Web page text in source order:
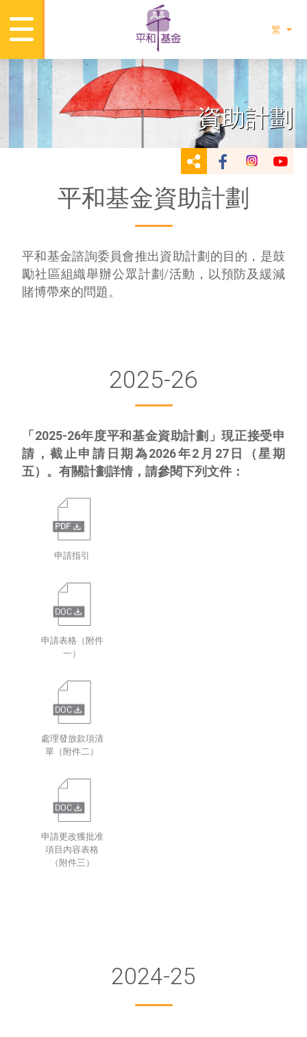
繁
資助計劃
平和基金資助計劃
平和基金諮詢委員會推出資助計劃的目的，是鼓
勵社區組織舉辦公眾計劃/活動，以預防及緩減
賭博帶來的問題。
2025-26
「2025-26年度平和基金資助計劃」現正接受申
請，截止申請日期為2026年2月27日（星期
五） 。有關計劃詳情，請參閱下列文件：
申請指引
申請表格（附件
一）
處理發放款項清
單（附件二）
申請更改獲批准
項目內容表格
（附件三）
2024-25